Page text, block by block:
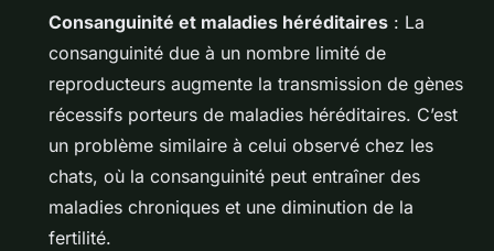
Consanguinité et maladies héréditaires : La
consanguinité due à un nombre limité de
reproducteurs augmente la transmission de gènes
récessifs porteurs de maladies héréditaires. C’est
un problème similaire à celui observé chez les
chats, où la consanguinité peut entraîner des
maladies chroniques et une diminution de la
fertilité.